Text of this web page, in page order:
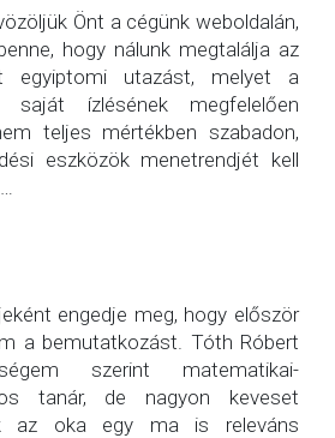
Önt a cégünk weboldalán,
hogy nálunk megtalálja az
egyiptomi utazást, melyet a
saját ízlésének megfelelően
teljes mértékben szabadon,
eszközök menetrendjét kell
engedje meg, hogy először
a bemutatkozást. Tóth Róbert
szerint matematikai-
tanár, de nagyon keveset
az oka egy ma is releváns